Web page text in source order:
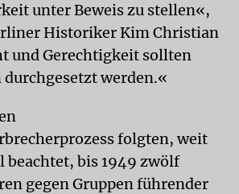
unter Beweis zu stellen«,
Historiker Kim Christian
und Gerechtigkeit sollten
werden.«
folgten, weit
beachtet, bis 1949 zwölf
gegen Gruppen führender